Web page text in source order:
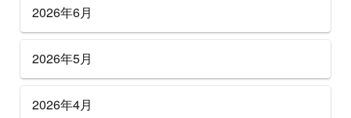
2026年6月
2026年5月
2026年4月